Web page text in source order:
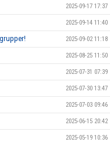
2025-09-17 17:37
2025-09-14 11:40
2025-09-02 11:18
2025-08-25 11:50
2025-07-31 07:39
2025-07-30 13:47
2025-07-03 09:46
2025-06-15 20:42
2025-05-19 10:36